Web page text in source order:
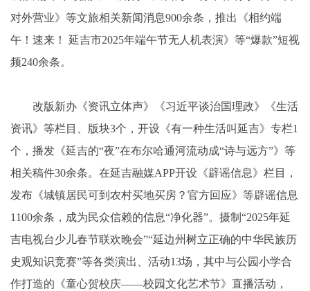
对外营业》等文旅相关新闻消息900余条，推出《相约端
午！速来！ 延吉市2025年端午节无人机表演》等“爆款”短视
频240余条。
改版新办《资讯立体声》《习近平谈治国理政》《生活
资讯》等栏目、版块3个，开设《有一种生活叫延吉》专栏1
个，播发《延吉的“夜”在布尔哈通河流动成“诗与远方”》等
相关稿件30余条。在延吉融媒APP开设《辟谣信息》栏目，
发布《城镇居民可到农村买地买房？官方回应》等辟谣信息
1100余条，成为民众信赖的信息“净化器”。摄制“2025年延
吉电视台少儿春节联欢晚会”“延边州树立正确的中华民族历
史观知识竞赛”等各类演出、活动13场，其中与公园小学合
作打造的《童心贺校庆——校园文化艺术节》直播活动，